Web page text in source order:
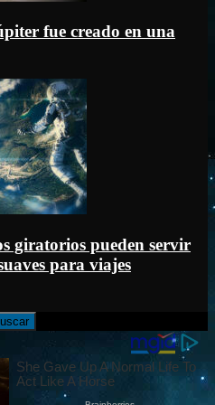
fue creado en una
giratorios pueden servir
para viajes